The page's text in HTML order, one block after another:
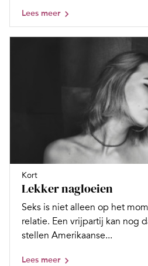
Lees meer
Kort
Lekker nagloeien
Seks is niet alleen op het
relatie. Een vrijpartij kan nog
stellen Amerikaanse...
Lees meer